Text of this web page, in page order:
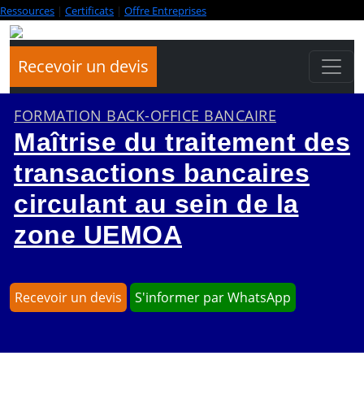
Ressources | Certificats | Offre Entreprises
Recevoir un devis
FORMATION BACK-OFFICE BANCAIRE
Maîtrise du traitement des
transactions bancaires
circulant au sein de la
zone UEMOA
Recevoir un devis S'informer par WhatsApp